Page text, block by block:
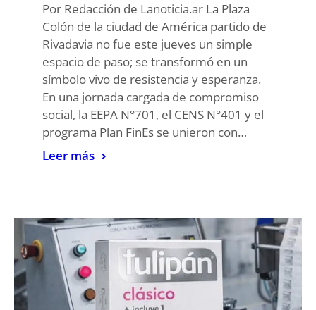
Por Redacción de Lanoticia.ar La Plaza
Colón de la ciudad de América partido de
Rivadavia no fue este jueves un simple
espacio de paso; se transformó en un
símbolo vivo de resistencia y esperanza.
En una jornada cargada de compromiso
social, la EEPA N°701, el CENS N°401 y el
programa Plan FinEs se unieron con…
Leer más